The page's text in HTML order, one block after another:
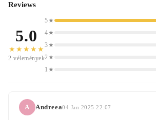
Reviews
5.0
★★★★★
2 vélemények
5★
4★
3★
2★
1★
A Andreea04 Jan 2025 22:07